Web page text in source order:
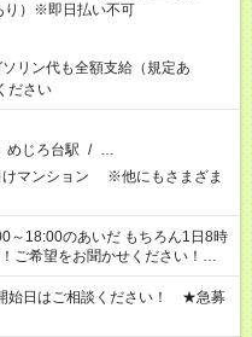
）※即日払い不可
リン代も全額支給（規定あ
ださい
めじろ台駅 / …
けマンション ※他にもさまざま
～18:00のあいだ もちろん1日8時
ご希望をお聞かせください！★家
も遠慮なくご相談ください。 ※
です
始日はご相談ください！ ★急募